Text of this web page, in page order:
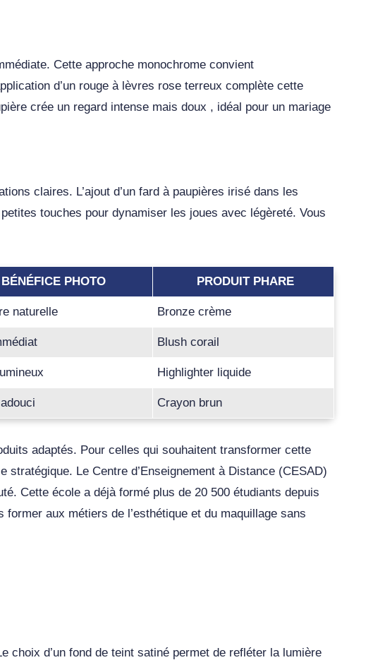
Cette approche monochrome convient
d’un rouge à lèvres rose terreux complète cette
crée un regard intense mais doux , idéal pour un mariage
claires. L’ajout d’un fard à paupières irisé dans les
touches pour dynamiser les joues avec légèreté. Vous
BÉNÉFICE PHOTO PRODUIT PHARE
naturelle Bronze crème
Blush corail
Highlighter liquide
Crayon brun
adaptés. Pour celles qui souhaitent transformer cette
stratégique. Le Centre d’Enseignement à Distance (CESAD)
Cette école a déjà formé plus de 20 500 étudiants depuis
aux métiers de l’esthétique et du maquillage sans
choix d’un fond de teint satiné permet de refléter la lumière